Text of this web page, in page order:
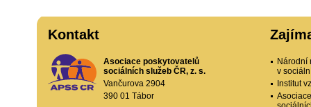
Kontakt
Asociace poskytovatelů
sociálních služeb ČR, z. s.
Vančurova 2904
390 01 Tábor
Národní
v
Institut